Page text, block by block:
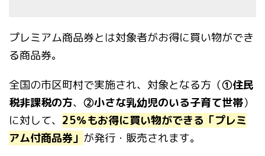
プレミアム商品券とは対象者がお得に買い物ができ
る商品券。
全国の市区町村で実施され、対象となる方（①住民
税非課税の方、 ②小さな乳幼児のいる子育て世帯）
に対して、 25％もお得に買い物ができる「プレミ
アム付商品券」 が発行・販売されます。